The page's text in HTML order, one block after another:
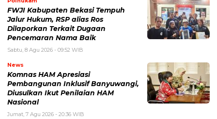
FWJI Kabupaten Bekasi Tempuh
Jalur Hukum, RSP alias Ros
Dilaporkan Terkait Dugaan
Pencemaran Nama Baik
Sabtu, 8 Agu 2026 - 09:52 WIB
News
Komnas HAM Apresiasi
Pembangunan Inklusif Banyuwangi,
Diusulkan Ikut Penilaian HAM
Nasional
Jumat, 7 Agu 2026 - 20:36 WIB